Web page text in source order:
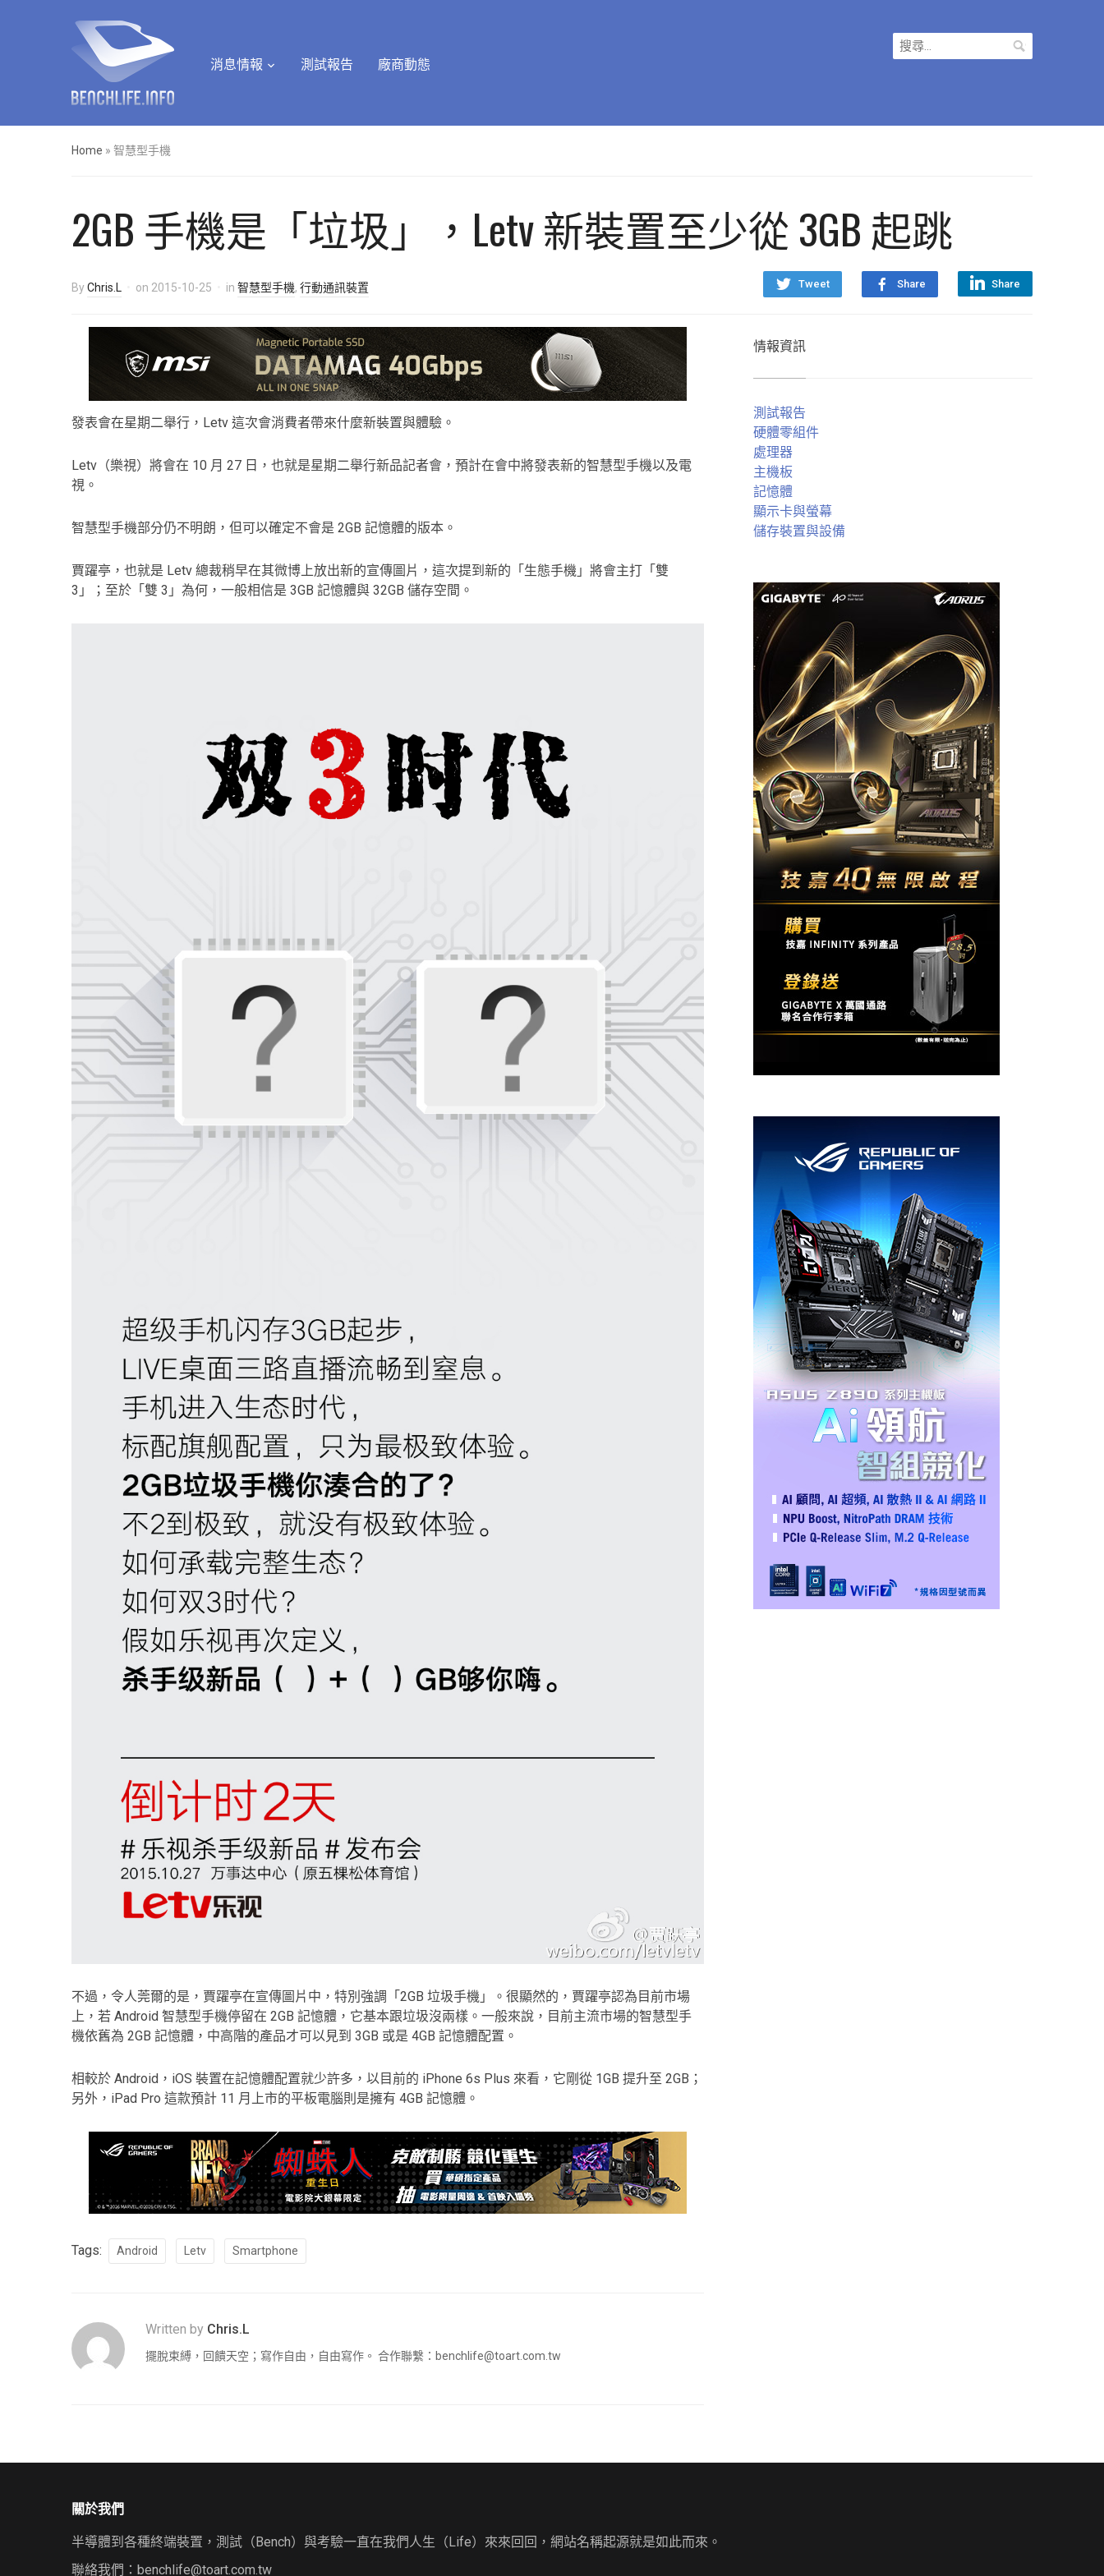
消息情報 測試報告 廠商動態
搜
尋
Home » 智慧型手機
2GB 手機是「垃圾」，Letv 新裝置至少從 3GB 起跳
Tweet Share Share
ByChris.L on 2015-10-25 in 智慧型手機, 行動通訊裝置
發表會在星期二舉行，Letv 這次會消費者帶來什麼新裝置與體驗。
Letv（樂視）將會在 10 月 27 日，也就是星期二舉行新品記者會，預計在會中將發表新的智慧型手機以及電
視。
智慧型手機部分仍不明朗，但可以確定不會是 2GB 記憶體的版本。
賈躍亭，也就是 Letv 總裁稍早在其微博上放出新的宣傳圖片，這次提到新的「生態手機」將會主打「雙
3」；至於「雙 3」為何，一般相信是 3GB 記憶體與 32GB 儲存空間。
不過，令人莞爾的是，賈躍亭在宣傳圖片中，特別強調「2GB 垃圾手機」。很顯然的，賈躍亭認為目前市場
上，若 Android 智慧型手機停留在 2GB 記憶體，它基本跟垃圾沒兩樣。一般來說，目前主流市場的智慧型手
機依舊為 2GB 記憶體，中高階的產品才可以見到 3GB 或是 4GB 記憶體配置。
相較於 Android，iOS 裝置在記憶體配置就少許多，以目前的 iPhone 6s Plus 來看，它剛從 1GB 提升至 2GB；
另外，iPad Pro 這款預計 11 月上市的平板電腦則是擁有 4GB 記憶體。
Tags: Android Letv Smartphone
Written by Chris.L
擺脫束縛，回饋天空；寫作自由，自由寫作。 合作聯繫： benchlife@toart.com.tw
情報資訊
測試報告
硬體零組件
處理器
主機板
記憶體
顯示卡與螢幕
儲存裝置與設備
關於我們
半導體到各種終端裝置，測試（Bench）與考驗一直在我們人生（Life）來來回回，網站名稱起源就是如此而來。
聯絡我們： benchlife@toart.com.tw